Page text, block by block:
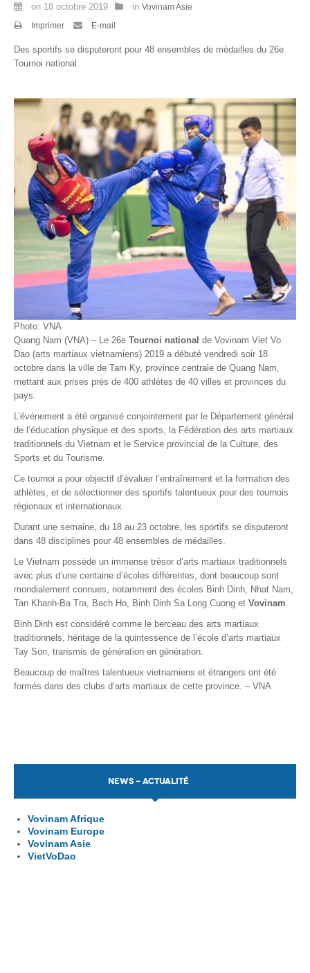
on 18 octobre 2019 in Vovinam Asie
Imprimer
E-mail
Des sportifs se disputeront pour 48 ensembles de médailles du 26e
Tournoi national.
Photo: VNA
Quang Nam (VNA) – Le 26e Tournoi national de Vovinam Viet Vo
Dao (arts martiaux vietnamiens) 2019 a débuté vendredi soir 18
octobre dans la ville de Tam Ky, province centrale de Quang Nam,
mettant aux prises près de 400 athlètes de 40 villes et provinces du
pays.
L’événement a été organisé conjointement par le Département général
de l’éducation physique et des sports, la Fédération des arts martiaux
traditionnels du Vietnam et le Service provincial de la Culture, des
Sports et du Tourisme.
Ce tournoi a pour objectif d’évaluer l’entraînement et la formation des
athlètes, et de sélectionner des sportifs talentueux pour des tournois
régionaux et internationaux.
Durant une semaine, du 18 au 23 octobre, les sportifs se disputeront
dans 48 disciplines pour 48 ensembles de médailles.
Le Vietnam possède un immense trésor d’arts martiaux traditionnels
avec plus d’une centaine d’écoles différentes, dont beaucoup sont
mondialement connues, notamment des écoles Binh Dinh, Nhat Nam,
Tan Khanh-Ba Tra, Bach Ho, Binh Dinh Sa Long Cuong et Vovinam.
Binh Dinh est considéré comme le berceau des arts martiaux
traditionnels, héritage de la quintessence de l’école d’arts martiaux
Tay Son, transmis de génération en génération.
Beaucoup de maîtres talentueux vietnamiens et étrangers ont été
formés dans des clubs d’arts martiaux de cette province. – VNA
NEWS - ACTUALITÉ
Vovinam Afrique
Vovinam Europe
Vovinam Asie
VietVoDao